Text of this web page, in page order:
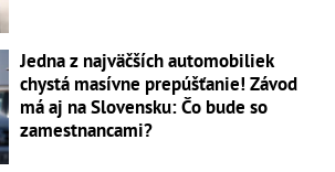
Jedna z najväčších automobiliek
chystá masívne prepúšťanie! Závod
má aj na Slovensku: Čo bude so
zamestnancami?